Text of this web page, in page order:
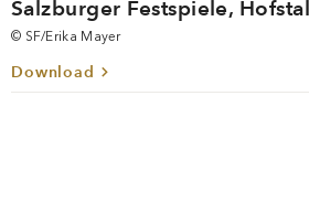
Foto-ID: #154075